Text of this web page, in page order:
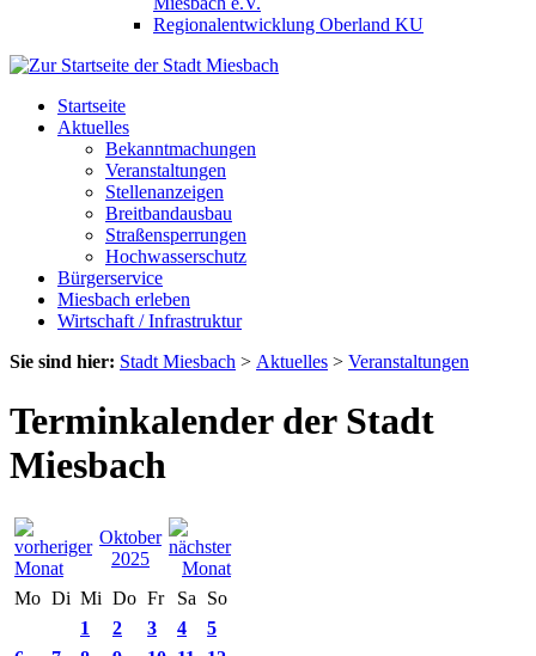
Regionalentwicklung Oberland KU
Startseite
Aktuelles
Bekanntmachungen
Veranstaltungen
Stellenanzeigen
Breitbandausbau
Straßensperrungen
Hochwasserschutz
Bürgerservice
Miesbach erleben
Wirtschaft / Infrastruktur
Sie sind hier: Stadt Miesbach > Aktuelles > Veranstaltungen
Terminkalender der Stadt
Miesbach
Oktober
2025
Mo Di Mi Do Fr Sa
So
1
2 3 4
5